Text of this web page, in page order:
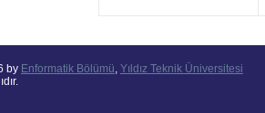
by Enformatik Bölümü, Yıldız Teknik Üniversitesi